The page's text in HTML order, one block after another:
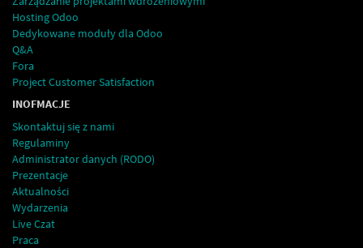
Hosting Odoo
Dedykowane moduły dla Odoo
Q&A
Fora
Project Customer Satisfaction
INOFMACJE
Skontaktuj się z nami
Regulaminy
Administrator danych (RODO)
Prezentacje
Aktualności
Wydarzenia
Live Czat
Praca